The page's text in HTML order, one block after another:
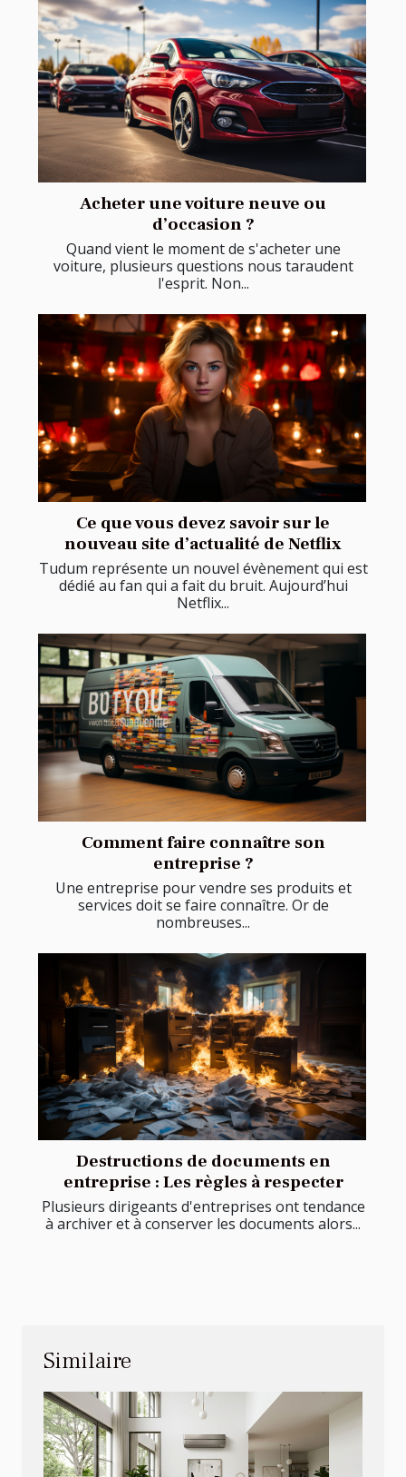
Acheter une voiture neuve ou
d’occasion ?
Quand vient le moment de s'acheter une
voiture, plusieurs questions nous taraudent
l'esprit. Non...
Ce que vous devez savoir sur le
nouveau site d’actualité de Netflix
Tudum représente un nouvel évènement qui est
dédié au fan qui a fait du bruit. Aujourd’hui
Netflix...
Comment faire connaître son
entreprise ?
Une entreprise pour vendre ses produits et
services doit se faire connaître. Or de
nombreuses...
Destructions de documents en
entreprise : Les règles à respecter
Plusieurs dirigeants d'entreprises ont tendance
à archiver et à conserver les documents alors...
Similaire